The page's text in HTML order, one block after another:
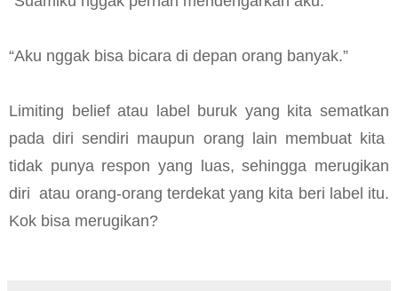
“Aku nggak bisa bicara di depan orang banyak.”
Limiting belief atau label buruk yang kita sematkan
pada diri sendiri maupun orang lain membuat kita
tidak punya respon yang luas, sehingga merugikan
diri atau orang-orang terdekat yang kita beri label itu.
Kok bisa merugikan?